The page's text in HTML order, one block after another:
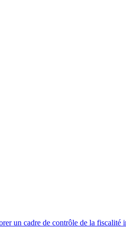
un cadre de contrôle de la fiscalité